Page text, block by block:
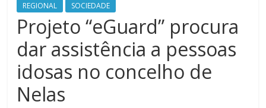
REGIONAL SOCIEDADE
Projeto “eGuard” procura
dar assistência a pessoas
idosas no concelho de
Nelas